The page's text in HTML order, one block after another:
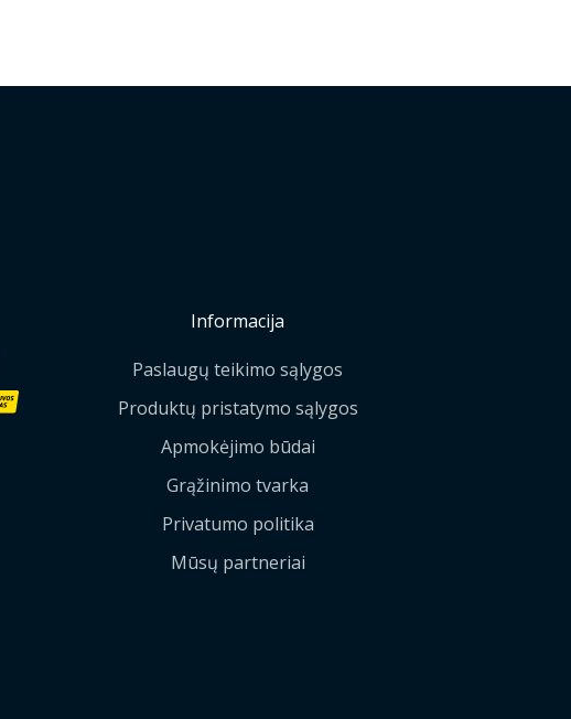
Informacija
Paslaugų teikimo sąlygos
Produktų pristatymo sąlygos
Apmokėjimo būdai
Grąžinimo tvarka
Privatumo politika
Mūsų partneriai